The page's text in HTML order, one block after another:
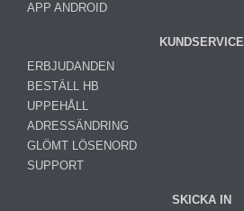
APP ANDROID
KUNDSERVICE
ERBJUDANDEN
BESTÄLL HB
UPPEHÅLL
ADRESSÄNDRING
GLÖMT LÖSENORD
SUPPORT
SKICKA IN